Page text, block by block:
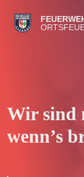
Wir sind
wenn’s